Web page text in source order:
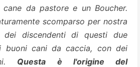
da pastore e un Boucher.
scomparso per nostra
dei discendenti di questi due
buoni cani da caccia, con dei
Questa è l'origine del